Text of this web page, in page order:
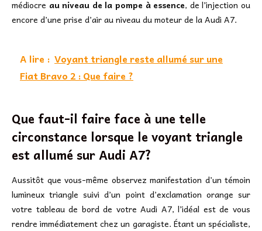
médiocre au niveau de la pompe à essence, de l’injection ou
encore d’une prise d’air au niveau du moteur de la Audi A7.
A lire : Voyant triangle reste allumé sur une
Fiat Bravo 2 : Que faire ?
Que faut-il faire face à une telle
circonstance lorsque le voyant triangle
est allumé sur Audi A7?
Aussitôt que vous-même observez manifestation d’un témoin
lumineux triangle suivi d’un point d’exclamation orange sur
votre tableau de bord de votre Audi A7, l’idéal est de vous
rendre immédiatement chez un garagiste. Étant un spécialiste,